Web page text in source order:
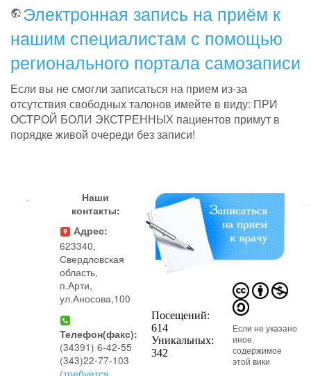
Электронная запись на приём к
нашим специалистам с помощью
регионального портала самозаписи
Если вы не смогли записаться на прием из-за
отсутствия свободных талонов имейте в виду: ПРИ
ОСТРОЙ БОЛИ ЭКСТРЕННЫХ пациентов примут в
порядке живой очереди без записи!
.
Наши
контакты:
Адрес:
623340,
Свердловская
область,
п.Арти,
ул.Аносова,100
Телефон(факс):
(34391) 6-42-55
(343)22-77-103
Если не указано
иное,
содержимое
этой вики